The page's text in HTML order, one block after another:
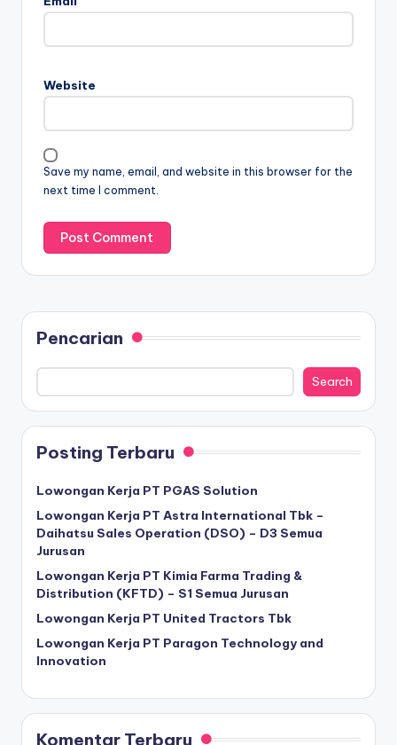
Website
Save my name, email, and website in this browser for the
next time I comment.
Pencarian
Search
Posting Terbaru
Lowongan Kerja PT PGAS Solution
Lowongan Kerja PT Astra International Tbk –
Daihatsu Sales Operation (DSO) – D3 Semua
Jurusan
Lowongan Kerja PT Kimia Farma Trading &
Distribution (KFTD) – S1 Semua Jurusan
Lowongan Kerja PT United Tractors Tbk
Lowongan Kerja PT Paragon Technology and
Innovation
Komentar Terbaru